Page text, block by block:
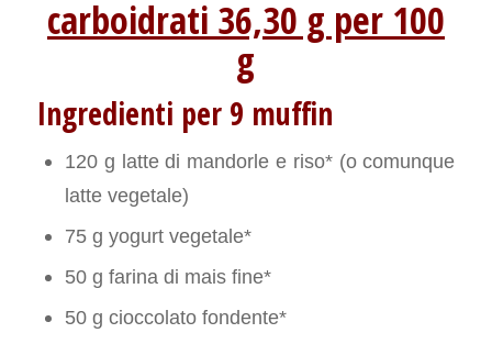
carboidrati 36,30 g per 100
g
Ingredienti per 9 muffin
120 g latte di mandorle e riso* (o comunque
latte vegetale)
75 g yogurt vegetale*
50 g farina di mais fine*
50 g cioccolato fondente*